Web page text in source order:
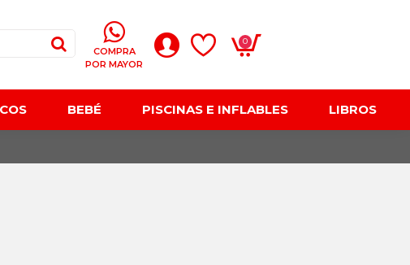
COMPRA
POR MAYOR
0
BEBÉ PISCINAS E INFLABLES LIBROS